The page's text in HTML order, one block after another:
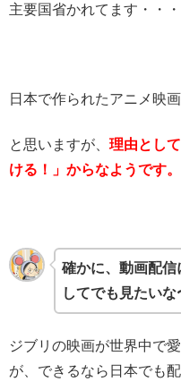
主要国省かれてます・・・
日本で作られたアニメ映
と思いますが、 理由とし
ける！」からなようです。
確かに、動画配
してでも見たいな
ジブリの映画が世界中で
が、できるなら日本でも